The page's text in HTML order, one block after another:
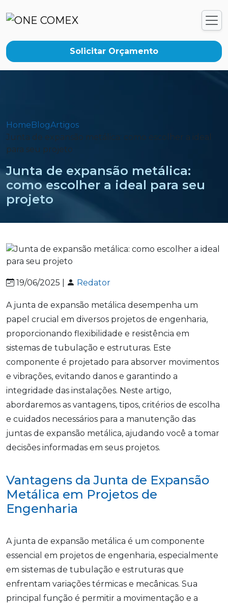
Solicitar Orçamento
Home BlogArtigos
Junta de expansão metálica: como escolher a ideal
para seu projeto
Junta de expansão metálica:
como escolher a ideal para seu
projeto
19/06/2025 | Redator
A junta de expansão metálica desempenha um
papel crucial em diversos projetos de engenharia,
proporcionando flexibilidade e resistência em
sistemas de tubulação e estruturas. Este
componente é projetado para absorver movimentos
e vibrações, evitando danos e garantindo a
integridade das instalações. Neste artigo,
abordaremos as vantagens, tipos, critérios de escolha
e cuidados necessários para a manutenção das
juntas de expansão metálica, ajudando você a tomar
decisões informadas em seus projetos.
Vantagens da Junta de Expansão
Metálica em Projetos de
Engenharia
A junta de expansão metálica é um componente
essencial em projetos de engenharia, especialmente
em sistemas de tubulação e estruturas que
enfrentam variações térmicas e mecânicas. Sua
principal função é permitir a movimentação e a